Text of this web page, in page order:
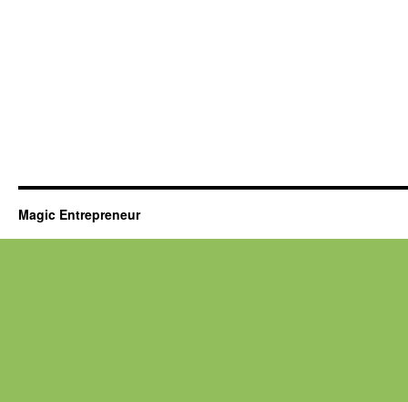
Magic Entrepreneur